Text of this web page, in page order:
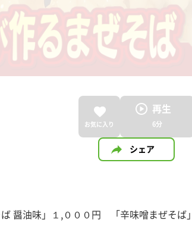
お気に入り
再生
6分
シェア
醤油味」１,０００円 「辛味噌まぜそば」